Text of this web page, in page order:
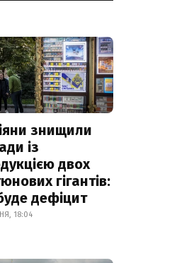
знищили
із
двох
гігантів:
дефіцит
18:04